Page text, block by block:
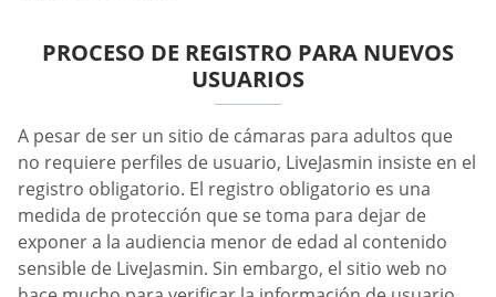
PROCESO DE REGISTRO PARA NUEVOS
USUARIOS
A pesar de ser un sitio de cámaras para adultos que
no requiere perfiles de usuario, LiveJasmin insiste en el
registro obligatorio. El registro obligatorio es una
medida de protección que se toma para dejar de
exponer a la audiencia menor de edad al contenido
sensible de LiveJasmin. Sin embargo, el sitio web no